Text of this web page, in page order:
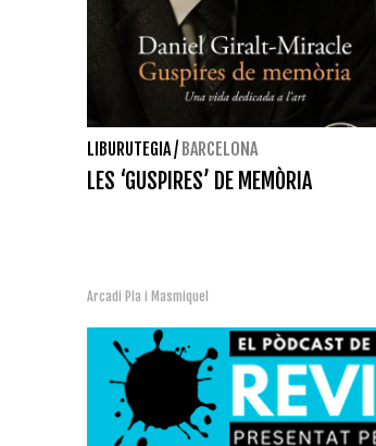
LIBURUTEGIA/ BARCELONA
LES ‘GUSPIRES’ DE MEMÒRIA
Arcadi Pla i Masmiquel